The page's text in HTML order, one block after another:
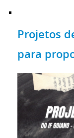
Projetos
para